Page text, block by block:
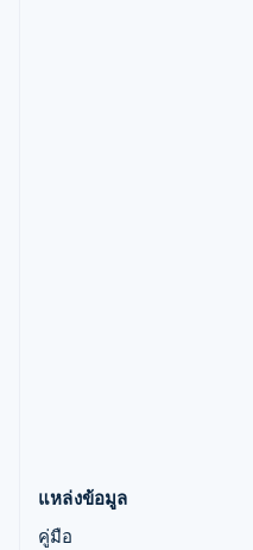
แหล่งข้อมูล
คู่มือ